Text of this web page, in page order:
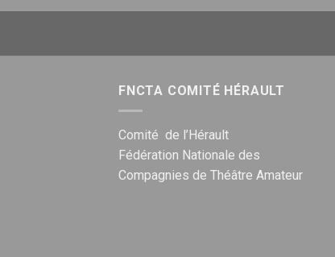
FNCTA COMITÉ HÉRAULT
Comité de l’Hérault
Fédération Nationale des
Compagnies de Théâtre Amateur